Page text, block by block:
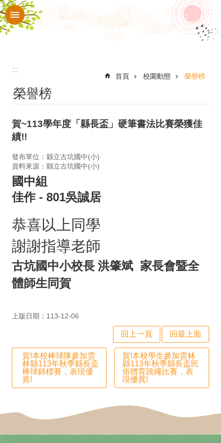
跳到主要內容區塊
進
認
校
入
口
網
站
政
處
室
行
行
學
:::
:::
首頁 校園動態 榮譽榜
榮譽榜
賀~113學年度「縣長盃」硬筆書法比賽榮獲佳
績!!
發布單位：縣立古坑國中(小)
資料來源：縣立古坑國中(小)
國中組
佳作- 801吳誠居
恭喜以上同學
謝謝指導老師
古坑國中小校長 洪肇斌 家長會暨全
體師生同賀
上版日期：113-12-06
回上一頁 回最上面
賀!本校棒球隊參加雲
林縣113年秋季縣長盃
棒球錦標賽，表現優
異!
賀!本校學生參加雲林
縣113年秋季縣長盃民
俗體育跳繩比賽，表
現優異!
:::